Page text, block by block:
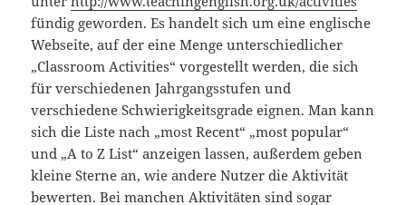
fündig geworden. Es handelt sich um eine englische
Webseite, auf der eine Menge unterschiedlicher
„Classroom Activities“ vorgestellt werden, die sich
für verschiedenen Jahrgangsstufen und
verschiedene Schwierigkeitsgrade eignen. Man kann
sich die Liste nach „most Recent“ „most popular“
und „A to Z List“ anzeigen lassen, außerdem geben
kleine Sterne an, wie andere Nutzer die Aktivität
bewerten. Bei manchen Aktivitäten sind sogar